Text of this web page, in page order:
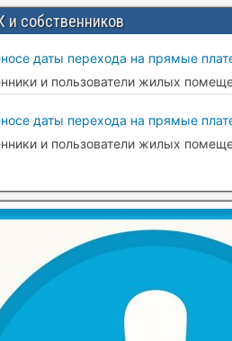
и собственников
даты перехода на прямые
и пользователи жилых
даты перехода на прямые
и пользователи жилых